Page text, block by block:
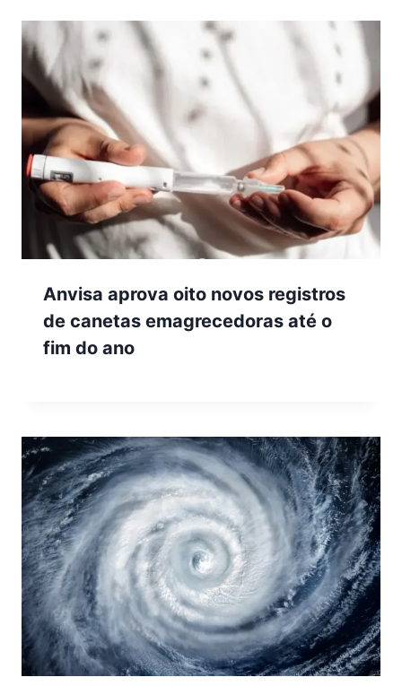
Anvisa aprova oito novos registros
de canetas emagrecedoras até o
fim do ano